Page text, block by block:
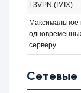
L3VPN (IMIX)
Максимальное
серверу
Сетевые